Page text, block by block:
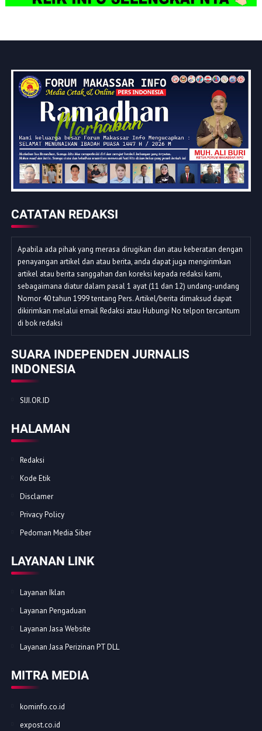
CATATAN REDAKSI
Apabila ada pihak yang merasa dirugikan dan atau keberatan dengan
penayangan artikel dan atau berita, anda dapat juga mengirimkan
artikel atau berita sanggahan dan koreksi kepada redaksi kami,
sebagaimana diatur dalam pasal 1 ayat (11 dan 12) undang-undang
Nomor 40 tahun 1999 tentang Pers. Artikel/berita dimaksud dapat
dikirimkan melalui email Redaksi atau Hubungi No telpon tercantum
di bok redaksi
SUARA INDEPENDEN JURNALIS
INDONESIA
SIJI.OR.ID
HALAMAN
Redaksi
Kode Etik
Disclamer
Privacy Policy
Pedoman Media Siber
LAYANAN LINK
Layanan Iklan
Layanan Pengaduan
Layanan Jasa Website
Layanan Jasa Perizinan PT DLL
MITRA MEDIA
kominfo.co.id
expost.co.id